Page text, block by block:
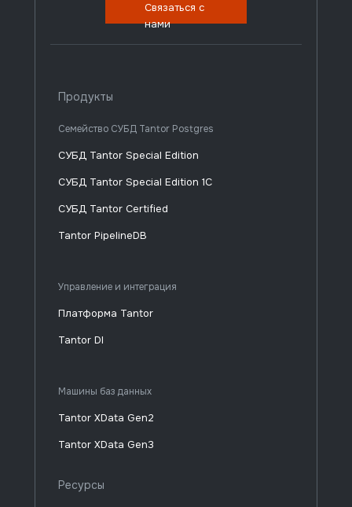
Продукты
Семейство СУБД Tantor Postgres
Управление и интеграция
Машины баз данных
Ресурсы
СУБД Tantor Special Edition
СУБД Tantor Special Edition 1C
СУБД Tantor Certified
Tantor PipelineDB
Платформа Tantor
Tantor DI
Tantor XData Gen3
Tantor XData Gen2
Связаться с
нами